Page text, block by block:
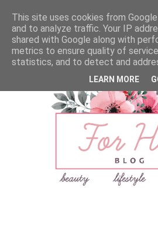
This site uses cookies from
and to analyze traffic. Your IP
shared with Google along with
metrics to ensure quality of
statistics, and to detect and
LEARN MORE